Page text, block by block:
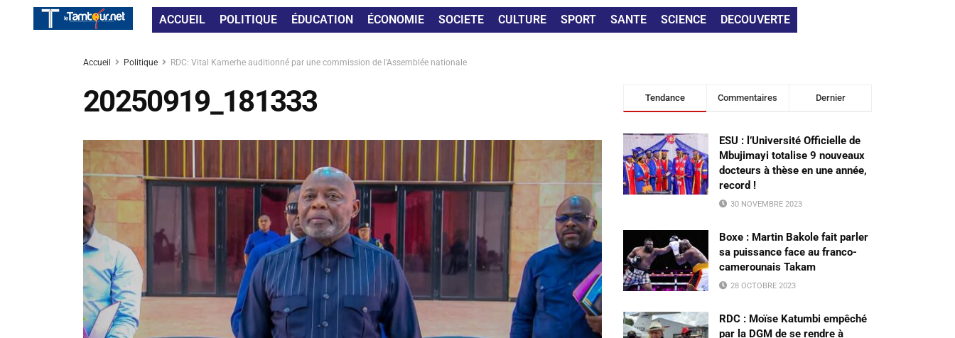
ACCUEIL POLITIQUE ÉDUCATION ÉCONOMIE SOCIETE CULTURE SPORT SANTE SCIENCE DECOUVERTE
Accueil Politique RDC: Vital Kamerhe auditionné par une commission de l’Assemblée nationale
20250919_181333 Tendance Commentaires Dernier
ESU : l’Université Officielle de
Mbujimayi totalise 9 nouveaux
docteurs à thèse en une année,
record !
30 NOVEMBRE 2023
Boxe : Martin Bakole fait parler
sa puissance face au franco-
camerounais Takam
28 OCTOBRE 2023
RDC : Moïse Katumbi empêché
par la DGM de se rendre à